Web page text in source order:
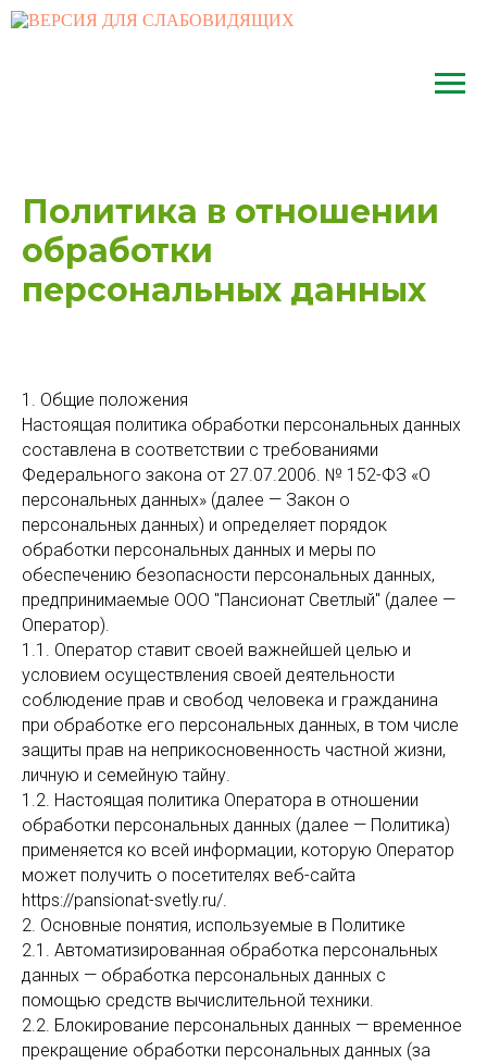
Политика в отношении
обработки
персональных данных
1. Общие положения
Настоящая политика обработки персональных данных
составлена в соответствии с требованиями
Федерального закона от 27.07.2006. № 152-ФЗ «О
персональных данных» (далее — Закон о
персональных данных) и определяет порядок
обработки персональных данных и меры по
обеспечению безопасности персональных данных,
предпринимаемые ООО "Пансионат Светлый" (далее —
Оператор).
1.1. Оператор ставит своей важнейшей целью и
условием осуществления своей деятельности
соблюдение прав и свобод человека и гражданина
при обработке его персональных данных, в том числе
защиты прав на неприкосновенность частной жизни,
личную и семейную тайну.
1.2. Настоящая политика Оператора в отношении
обработки персональных данных (далее — Политика)
применяется ко всей информации, которую Оператор
может получить о посетителях веб-сайта
https://pansionat-svetly.ru/.
2. Основные понятия, используемые в Политике
2.1. Автоматизированная обработка персональных
данных — обработка персональных данных с
помощью средств вычислительной техники.
2.2. Блокирование персональных данных — временное
прекращение обработки персональных данных (за